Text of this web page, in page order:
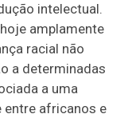
intelectual.
amplamente
racial não
a determinadas
a uma
entre africanos e